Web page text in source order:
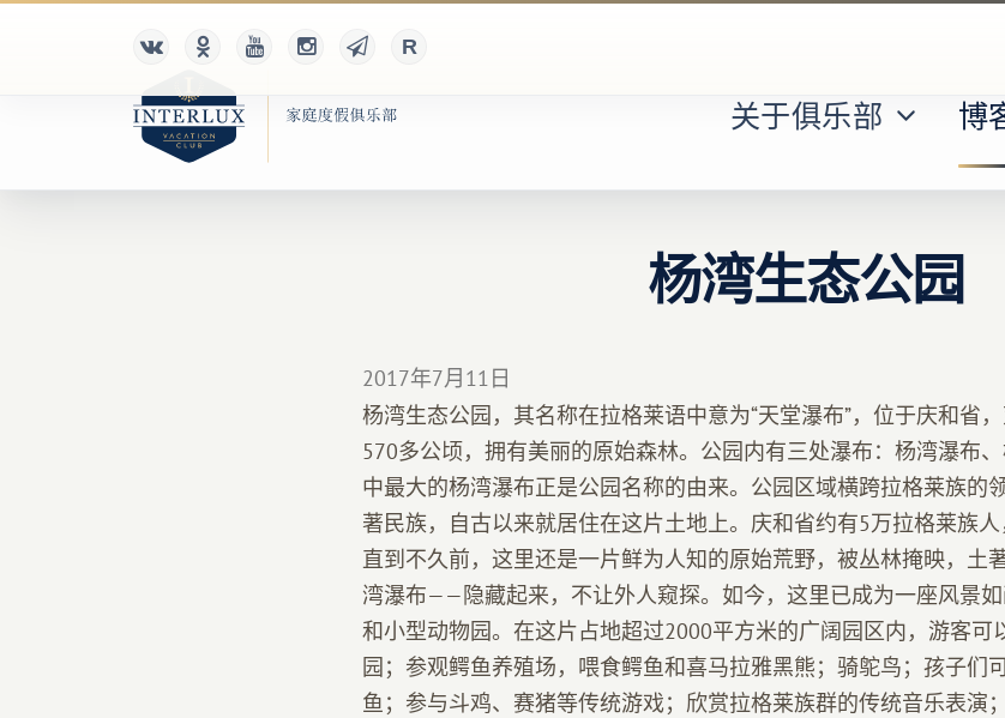
关于俱乐部 博
杨湾生态公园
2017年7月11日
杨湾生态公园，其名称在拉格莱语中意为“天堂瀑布”，位于庆和省
570多公顷，拥有美丽的原始森林。公园内有三处瀑布：杨湾瀑布
中最大的杨湾瀑布正是公园名称的由来。公园区域横跨拉格莱族的
著民族，自古以来就居住在这片土地上。庆和省约有5万拉格莱族人
直到不久前，这里还是一片鲜为人知的原始荒野，被丛林掩映，
湾瀑布——隐藏起来，不让外人窥探。如今，这里已成为一座风景
和小型动物园。在这片占地超过2000平方米的广阔园区内，游客可
园；参观鳄鱼养殖场，喂食鳄鱼和喜马拉雅黑熊；骑鸵鸟；孩子们
鱼；参与斗鸡、赛猪等传统游戏；欣赏拉格莱族群的传统音乐表演